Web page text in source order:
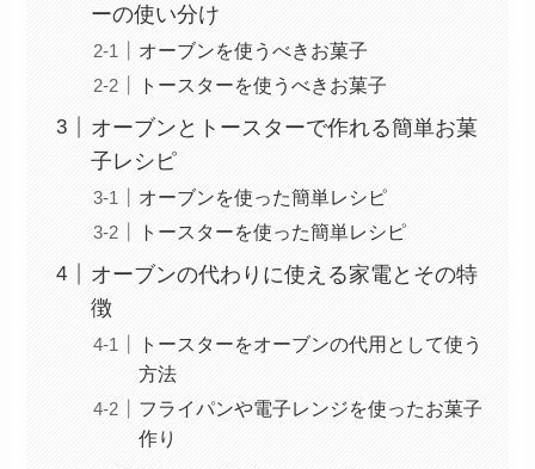
ーの使い分け
オーブンを使うべきお菓子
トースターを使うべきお菓子
オーブンとトースターで作れる簡単お菓
子レシピ
オーブンを使った簡単レシピ
トースターを使った簡単レシピ
オーブンの代わりに使える家電とその特
徴
トースターをオーブンの代用として使う
方法
フライパンや電子レンジを使ったお菓子
作り